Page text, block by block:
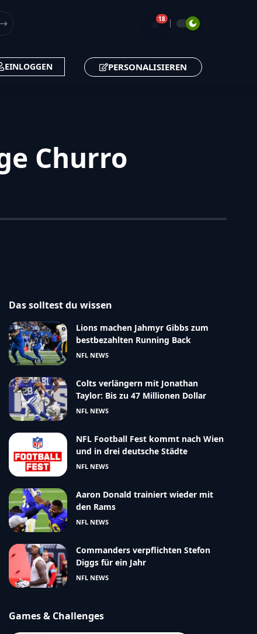
🔔18
EINLOGGEN PERSONALISIEREN
Churro
Das solltest du wissen
Lions machen Jahmyr Gibbs zum
bestbezahlten Running Back
NFL NEWS
Colts verlängern mit Jonathan
Taylor: Bis zu 47 Millionen Dollar
NFL NEWS
NFL Football Fest kommt nach Wien
und in drei deutsche Städte
NFL NEWS
Aaron Donald trainiert wieder mit
den Rams
NFL NEWS
Commanders verpflichten Stefon
Diggs für ein Jahr
NFL NEWS
Games & Challenges